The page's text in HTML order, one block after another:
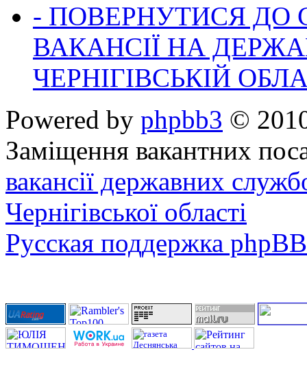
- ПОВЕРНУТИСЯ ДО
ВАКАНСІЇ НА
ЧЕРНІГІВСЬКІЙ
Powered by phpbb3 ©
Заміщення вакантних
вакансії державних
Чернігівської області
Русская поддержка phpBB